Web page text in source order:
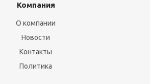
Компания
О компании
Новости
Контакты
Политика